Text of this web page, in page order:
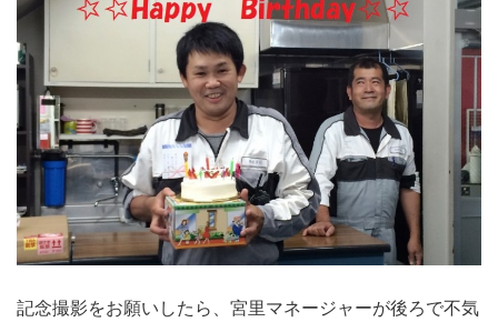
記念撮影をお願いしたら、宮里マネージャーが後ろで不気